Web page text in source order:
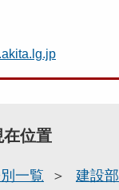
在位置
一覧 建設部